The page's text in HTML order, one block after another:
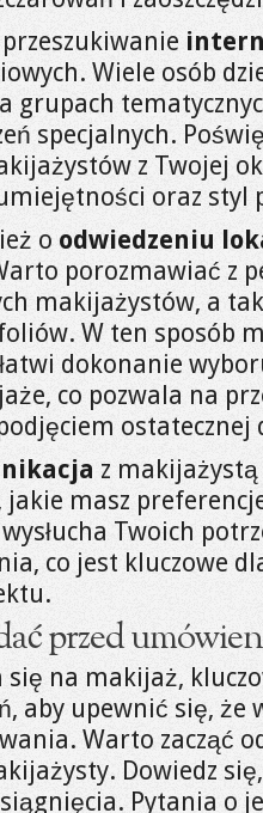
Wiele osób
grupach
specjalnych.
z Twojej
oraz styl
o odwiedzeniu
porozmawiać z
makijażystów, a
W ten sposób
dokonanie
co pozwala na
ostatecznej
z
jakie masz
Twoich
co jest kluczowe
przed
na makijaż,
aby upewnić się, że
Warto zacząć
Dowiedz
Pytania o